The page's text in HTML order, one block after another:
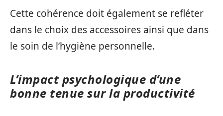
Cette cohérence doit également se refléter
dans le choix des accessoires ainsi que dans
le soin de l’hygiène personnelle.
L’impact psychologique d’une
bonne tenue sur la productivité